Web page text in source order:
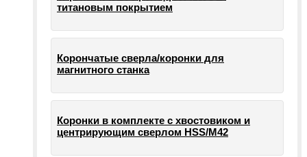
титановым покрытием
Корончатые сверла/коронки для
магнитного станка
Коронки в комплекте с хвостовиком и
центрирующим сверлом HSS/М42